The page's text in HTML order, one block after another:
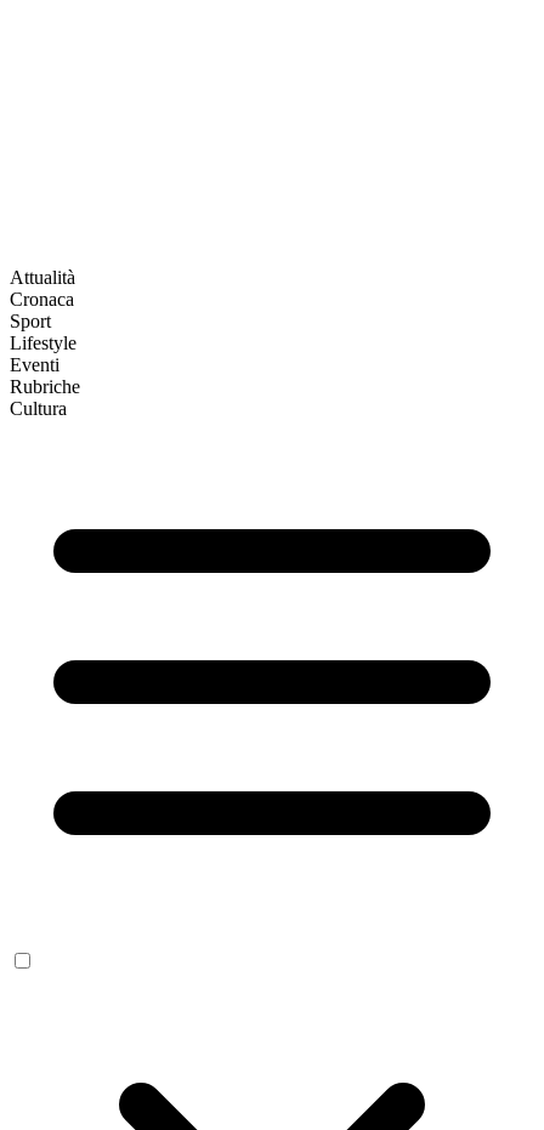
Attualità
Cronaca
Sport
Lifestyle
Eventi
Rubriche
Cultura